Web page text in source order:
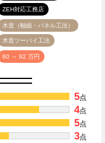
ZEH対応工務店
木造（軸組・パネル工法）
木造ツーバイ工法
60 ～ 92 万円
5点
4点
5点
3点